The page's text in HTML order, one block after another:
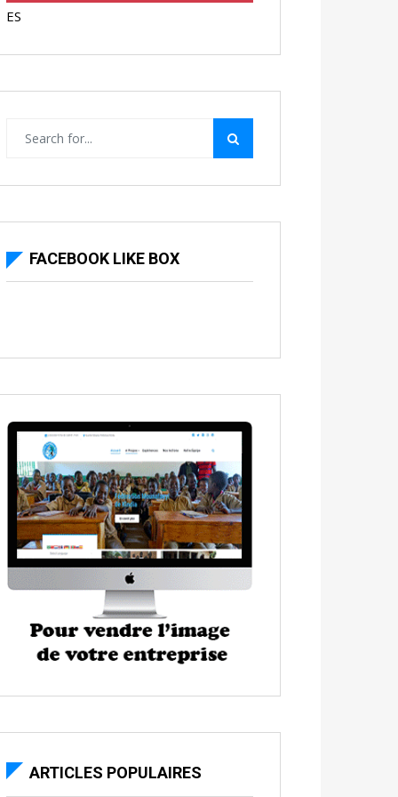
ES
FACEBOOK LIKE BOX
ARTICLES POPULAIRES